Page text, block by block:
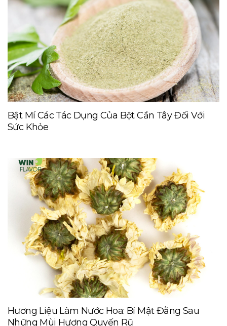
Bật Mí Các Tác Dụng Của Bột Cần Tây Đối Với
Sức Khỏe
Hương Liệu Làm Nước Hoa: Bí Mật Đằng Sau
Những Mùi Hương Quyến Rũ